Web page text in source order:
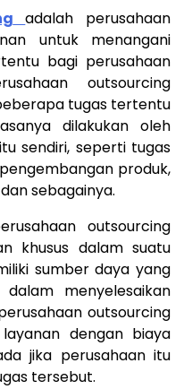
adalah perusahaan
untuk menangani
bagi perusahaan
outsourcing
tugas tertentu
dilakukan oleh
sendiri, seperti tugas
produk,
sebagainya.
outsourcing
khusus dalam suatu
sumber daya yang
menyelesaikan
outsourcing
dengan biaya
jika perusahaan itu
tersebut.